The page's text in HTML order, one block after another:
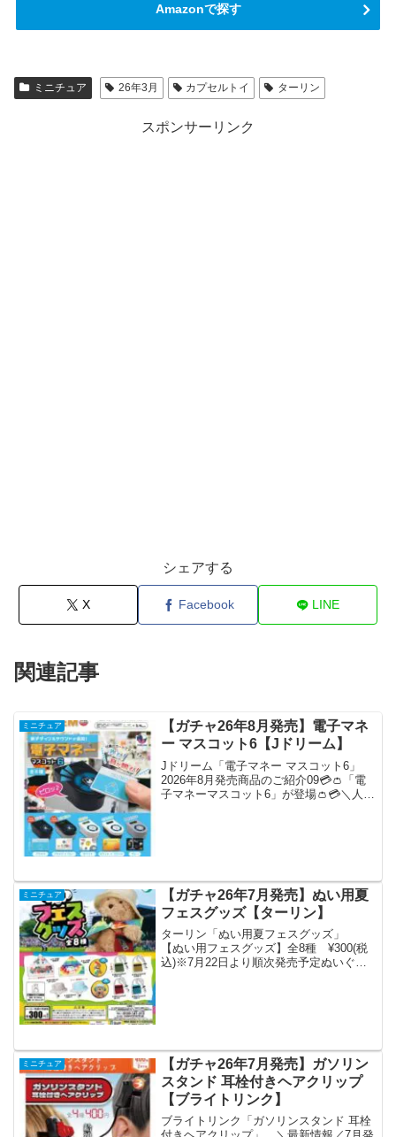
Amazonで探す
ミニチュア 26年3月 カプセルトイ ターリン
スポンサーリンク
シェアする
X Facebook LINE
関連記事
ミニチュア
【ガチャ26年8月発売】電子マネ
ー マスコット6【Jドリーム】
Jドリーム「電子マネー マスコット6」
2026年8月発売商品のご紹介09💳👛「電
子マネーマスコット6」が登場👛💳＼人気
ミニチュア
【ガチャ26年7月発売】ぬい用夏
フェスグッズ【ターリン】
ターリン「ぬい用夏フェスグッズ」
【ぬい用フェスグッズ】全8種 ¥300(税
込)※7月22日より順次発売予定ぬいぐる
ミニチュア
【ガチャ26年7月発売】ガソリン
スタンド 耳栓付きヘアクリップ
【ブライトリンク】
ブライトリンク「ガソリンスタンド 耳栓